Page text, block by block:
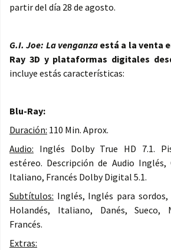
partir del día 28 de agosto.
G.I. Joe: La venganzaestá a la venta
Ray 3D y plataformas digitales
incluye estás características:
Blu-Ray:
Duración: 110 Min. Aprox.
Audio: Inglés Dolby True HD 7.1.
estéreo. Descripción de Audio Inglés,
Italiano, Francés Dolby Digital 5.1.
Subtítulos: Inglés, Inglés para
Holandés, Italiano, Danés, Sueco,
Francés.
Extras: